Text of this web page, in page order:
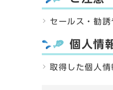
セールス・勧
個人情
取得した個人